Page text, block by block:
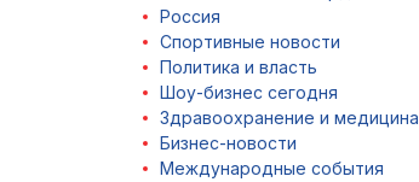
Россия
Спортивные новости
Политика и власть
Шоу-бизнес сегодня
Здравоохранение и медицина
Бизнес-новости
Международные события